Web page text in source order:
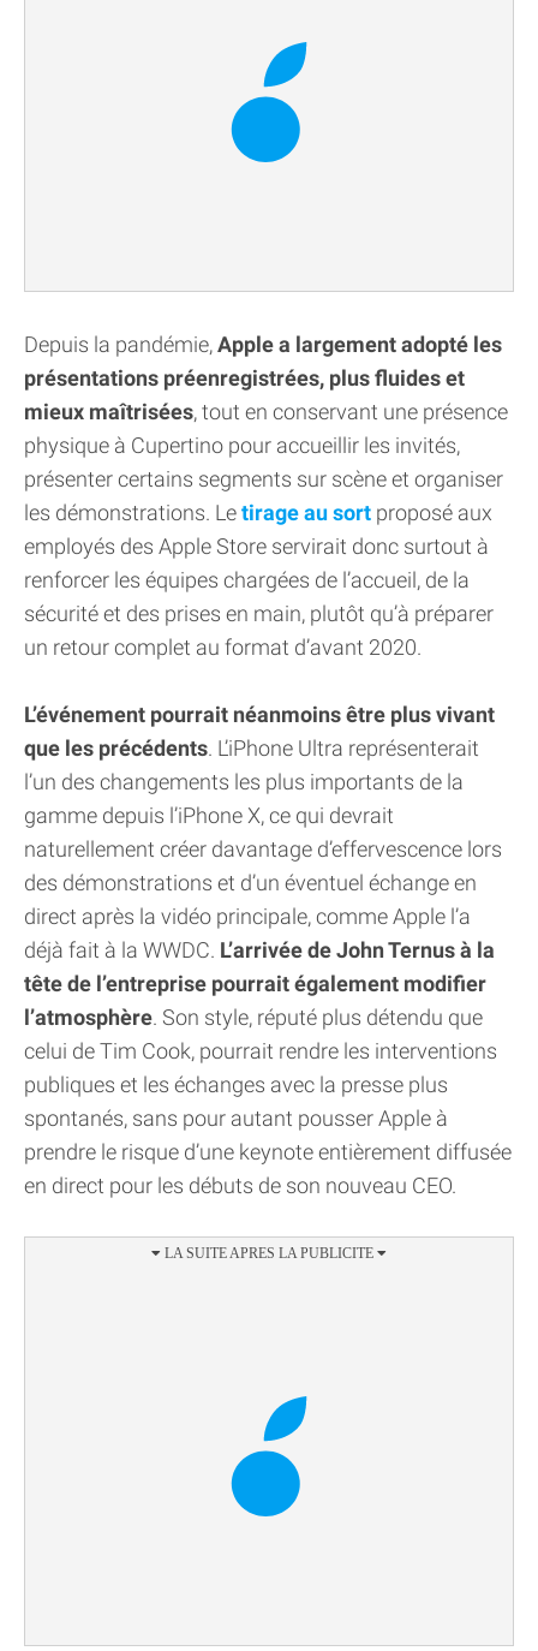
Depuis la pandémie,Apple a largement adopté les
présentations préenregistrées, plus fluides et
mieux maîtrisées, tout en conservant une présence
physique à Cupertino pour accueillir les invités,
présenter certains segments sur scène et organiser
les démonstrations. Letirage au sort proposé aux
employés des Apple Store servirait donc surtout à
renforcer les équipes chargées de l’accueil, de la
sécurité et des prises en main, plutôt qu’à préparer
un retour complet au format d’avant 2020.
L’événement pourrait néanmoins être plus vivant
que les précédents. L’iPhone Ultra représenterait
l’un des changements les plus importants de la
gamme depuis l’iPhone X, ce qui devrait
naturellement créer davantage d’effervescence lors
des démonstrations et d’un éventuel échange en
direct après la vidéo principale, comme Apple l’a
déjà fait à la WWDC. L’arrivée de John Ternus à la
tête de l’entreprise pourrait également modifier
l’atmosphère. Son style, réputé plus détendu que
celui de Tim Cook, pourrait rendre les interventions
publiques et les échanges avec la presse plus
spontanés, sans pour autant pousser Apple à
prendre le risque d’une keynote entièrement diffusée
en direct pour les débuts de son nouveau CEO.